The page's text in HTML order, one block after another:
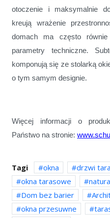
otoczenie i maksymalnie
kreują wrażenie
domach ma często
parametry techniczne.
komponują się ze stolarką
o tym samym designie.
Więcej informacji o
Państwo na stronie:
Tagi okna drzwi
okna tarasowe
Dom bez barier
okna przesuwne